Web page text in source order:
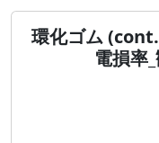
環化ゴム
電損率